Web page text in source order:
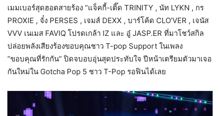
เมมเบอร์สุดฮอตสายร้อง “แจ็คกี้-เติ๊ด TRINITY , นัท LYKN , กร
PROXIE , จั๋ง PERSES , เจมส์ DEXX , บาร์โค้ด CLO’VER , เจนัส
VVV เนเมส FAVIQ โปรดเกล้า IZ และ อู๋ JASP.ER ที่มาโชว์สกิล
ปล่อยพลังเสียงร้องขอบคุณชาว T-pop Support ในเพลง
“ขอบคุณที่รักกัน” ปิดจบอบอุ่นสุดประทับใจ ปีหน้าเตรียมตัวมาเจอ
กันใหม่ใน Gotcha Pop 5 ชาว T-Pop รอฟินได้เลย